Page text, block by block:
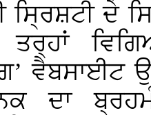
ਸ੍ਰਿਸ਼ਟੀ ਦੇ
ਤਰ੍ਹਾਂ
ਦਾ